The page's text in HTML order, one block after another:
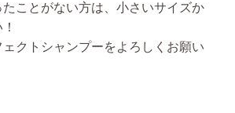
たことがない方は、小さいサイズか
クトシャンプーをよろしくお願い